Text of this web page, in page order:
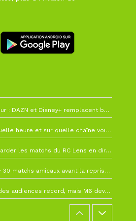
La Liga change de diffuseur : DAZN et Disney+ remplacent beIN Sports !
RC Lens – Villarreal : à quelle heure et sur quelle chaîne voir la finale de la Como Cup ?
Como Cup : comment regarder les matchs du RC Lens en direct ?
Ligue 1+ diffusera plus de 30 matchs amicaux avant la reprise de la Ligue 1
Coupe du monde 2026 : des audiences record, mais M6 devrait perdre très gros !